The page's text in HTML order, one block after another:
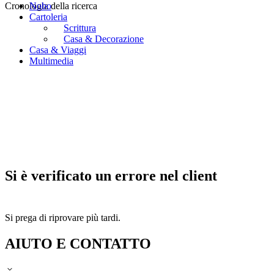
Cronologia della ricerca
Nobo
Cartoleria
Scrittura
Casa & Decorazione
Casa & Viaggi
Multimedia
Si è verificato un errore nel client
Si prega di riprovare più tardi.
AIUTO E CONTATTO